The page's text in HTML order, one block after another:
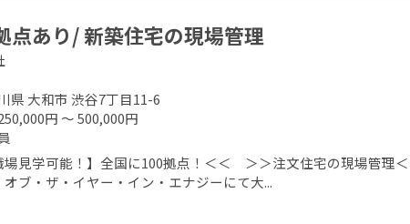
点あり/ 新築住宅の現場管理
県 大和市 渋谷7丁目11-6
円 ～ 500,000円
場見学可能！】全国に100拠点！＜＜ ＞＞注文住宅の現場管理＜
オブ・ザ・イヤー・イン・エナジーにて大...